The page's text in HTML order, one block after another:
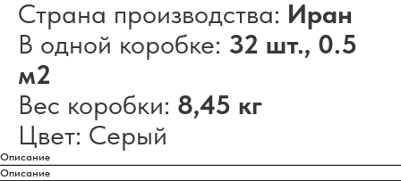
Страна производства: Иран
В одной коробке: 32 шт., 0.5
м2
Вес коробки: 8,45 кг
Цвет: Серый
Описание
Описание